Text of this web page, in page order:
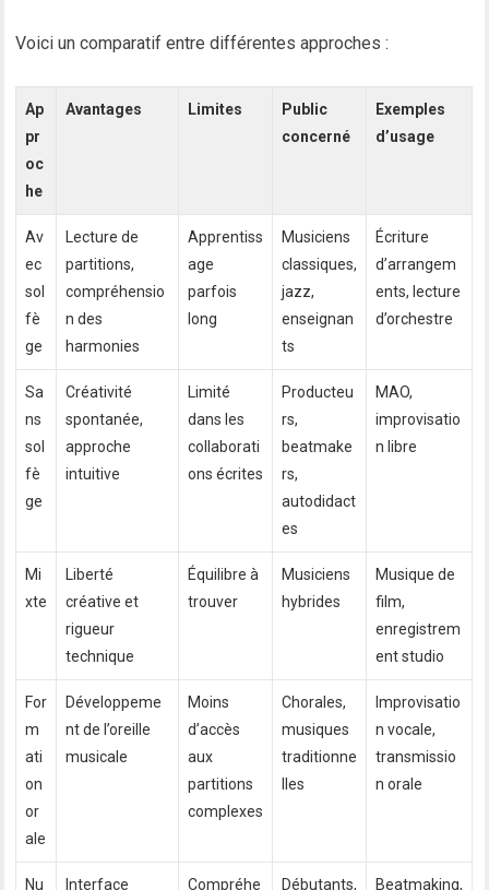
Voici un comparatif entre différentes approches :
Ap
pr
oc
he
Avantages Limites
Public
concerné
Exemples
d’usage
Av
ec
sol
fè
ge
Lecture de
partitions,
compréhensio
n des
harmonies
Apprentiss
age
parfois
long
Musiciens
classiques,
jazz,
enseignan
ts
Écriture
d’arrangem
ents, lecture
d’orchestre
Sa
ns
sol
fè
ge
Créativité
spontanée,
approche
intuitive
Limité
dans les
collaborati
ons écrites
Producteu
rs,
beatmake
rs,
autodidact
es
MAO,
improvisatio
n libre
Mi
xte
Liberté
créative et
rigueur
technique
Équilibre à
trouver
Musiciens
hybrides
Musique de
film,
enregistrem
ent studio
For
m
ati
on
or
ale
Développeme
nt de l’oreille
musicale
Moins
d’accès
aux
partitions
complexes
Chorales,
musiques
traditionne
lles
Improvisatio
n vocale,
transmissio
n orale
Nu
Interface
Compréhe
Débutants,
Beatmaking,